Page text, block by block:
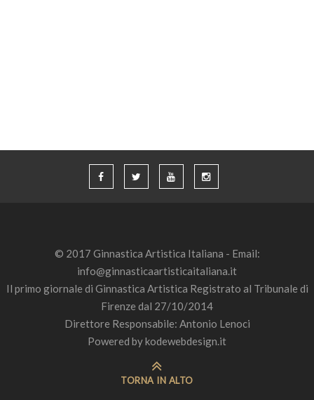
© 2017 Ginnastica Artistica Italiana - Email:
info@ginnasticaartisticaitaliana.it
Il primo giornale di Ginnastica Artistica Registrato al Tribunale di
Firenze dal 27/10/2014
Direttore Responsabile: Antonio Lenoci
Powered bykodewebdesign.it
TORNA IN ALTO